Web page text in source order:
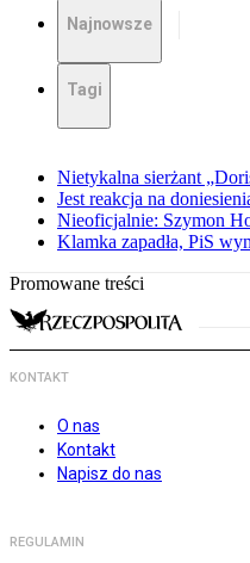
Najnowsze
Tagi
Nietykalna sierżant
Jest reakcja na
Nieoficjalnie: Szymon
Klamka zapadła, PiS
Promowane treści
KONTAKT
O nas
Kontakt
Napisz do nas
REGULAMIN